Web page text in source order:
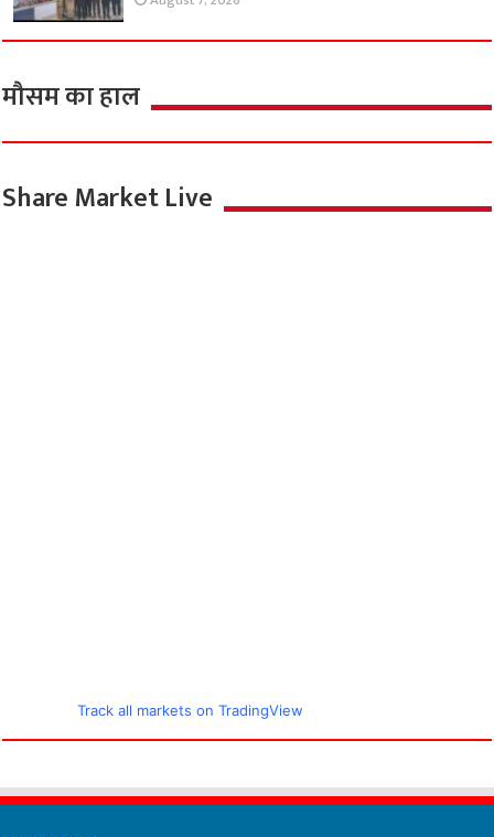
मौसम का हाल
Share Market Live
Track all markets on TradingView